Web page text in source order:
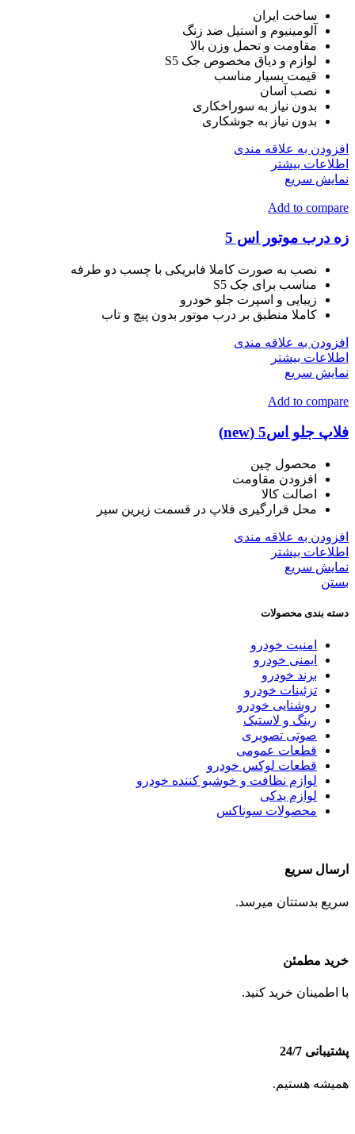
ساخت ایران
آلومینیوم و استیل ضد زنگ
مقاومت و تحمل وزن بالا
لوازم و دیاق مخصوص جک S5
قیمت بسیار مناسب
نصب آسان
بدون نیاز به سوراخکاری
بدون نیاز به جوشکاری
افزودن به علاقه مندی
اطلاعات بیشتر
نمایش سریع
Add to compare
زه درب موتور اس 5
نصب به صورت کاملا فابریکی با چسب دو طرفه
مناسب برای جک S5
زیبایی و اسپرت جلو خودرو
کاملا منطبق بر درب موتور بدون پیچ و تاب
افزودن به علاقه مندی
اطلاعات بیشتر
نمایش سریع
Add to compare
فلاپ جلو اس5 (new)
محصول چین
افزودن مقاومت
اصالت کالا
محل قرارگیری فلاپ در قسمت زیرین سپر
افزودن به علاقه مندی
اطلاعات بیشتر
نمایش سریع
بستن
دسته بندی محصولات
امنیت خودرو
ایمنی خودرو
برند خودرو
تزئینات خودرو
روشنایی خودرو
رینگ و لاستیک
صوتی تصویری
قطعات عمومی
قطعات لوکس خودرو
لوازم نظافت و خوشبو کننده خودرو
لوازم یدکی
محصولات سوناکس
ارسال سریع
سریع بدستتان میرسد.
خرید مطمئن
با اطمینان خرید کنید.
پشتیبانی 24/7
همیشه هستیم.